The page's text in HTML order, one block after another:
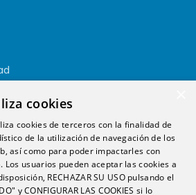
cookies
cookies de terceros con la finalidad de
de la utilización de navegación de los
así como para poder impactarles con
Los usuarios pueden aceptar las cookies a
RECHAZAR SU USO pulsando el
y CONFIGURAR LAS COOKIES si lo